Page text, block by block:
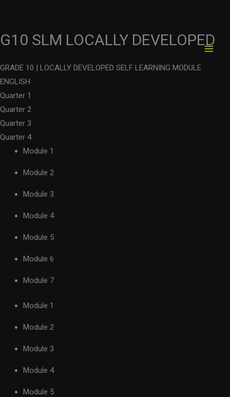
Skip
content
G10 SLM LOCALLY DEVELOPED
GRADE 10 | LOCALLY DEVELOPED SELF LEARNING MODULE
ENGLISH
Quarter 1
Quarter 2
Quarter 3
Quarter 4
Module 1
Module 2
Module 3
Module 4
Module 5
Module 6
Module 7
Module 1
Module 2
Module 3
Module 4
Module 5